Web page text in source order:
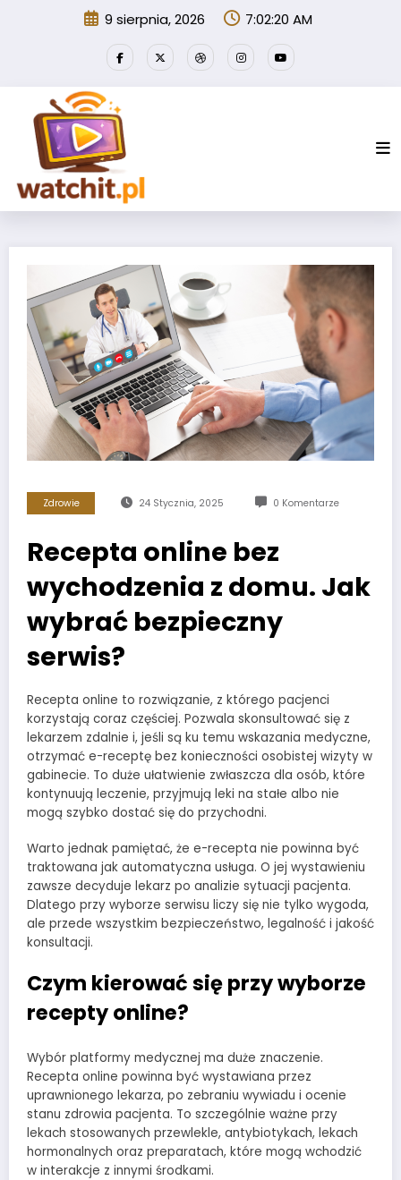
9 sierpnia, 2026 7:02:21 AM
Zdrowie 24 Stycznia, 2025 0 Komentarze
Recepta online bez
wychodzenia z domu. Jak
wybrać bezpieczny
serwis?
Recepta online to rozwiązanie, z którego pacjenci
korzystają coraz częściej. Pozwala skonsultować się z
lekarzem zdalnie i, jeśli są ku temu wskazania medyczne,
otrzymać e-receptę bez konieczności osobistej wizyty w
gabinecie. To duże ułatwienie zwłaszcza dla osób, które
kontynuują leczenie, przyjmują leki na stałe albo nie
mogą szybko dostać się do przychodni.
Warto jednak pamiętać, że e-recepta nie powinna być
traktowana jak automatyczna usługa. O jej wystawieniu
zawsze decyduje lekarz po analizie sytuacji pacjenta.
Dlatego przy wyborze serwisu liczy się nie tylko wygoda,
ale przede wszystkim bezpieczeństwo, legalność i jakość
konsultacji.
Czym kierować się przy wyborze
recepty online?
Wybór platformy medycznej ma duże znaczenie.
Recepta online powinna być wystawiana przez
uprawnionego lekarza, po zebraniu wywiadu i ocenie
stanu zdrowia pacjenta. To szczególnie ważne przy
lekach stosowanych przewlekle, antybiotykach, lekach
hormonalnych oraz preparatach, które mogą wchodzić
w interakcje z innymi środkami.